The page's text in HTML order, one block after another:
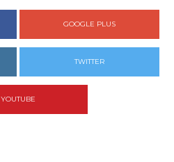
GOOGLE PLUS
TWITTER
YOUTUBE